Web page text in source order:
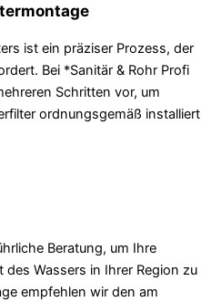
ist ein präziser Prozess, der
Bei *Sanitär & Rohr Profi
Schritten vor, um
ordnungsgemäß installiert
Beratung, um Ihre
Wassers in Ihrer Region zu
empfehlen wir den am